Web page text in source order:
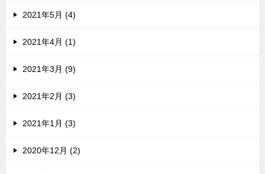
2021年5月 (4)
2021年4月 (1)
2021年3月 (9)
2021年2月 (3)
2021年1月 (3)
2020年12月 (2)